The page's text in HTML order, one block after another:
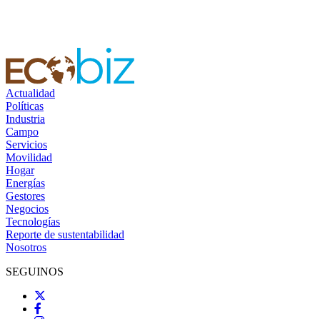
Actualidad
Políticas
Industria
Campo
Servicios
Movilidad
Hogar
Energías
Gestores
Negocios
Tecnologías
Reporte de sustentabilidad
Nosotros
SEGUINOS